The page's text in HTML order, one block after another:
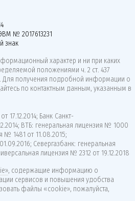
№ 2017613231
знак
характер и ни при каких
положениями ч. 2 ст. 437
Для получения подробной информации о
по контактным данным, указанным в
17.12.2014; Банк Санкт-
ВТБ: генеральная лицензия № 1000
№ 1481 от 11.08.2015;
Севергазбанк: генеральная
лицензия № 2312 от 19.12.2018
, содержащие информацию о
сервисов и повышения удобства
файлы «cookie», пожалуйста,